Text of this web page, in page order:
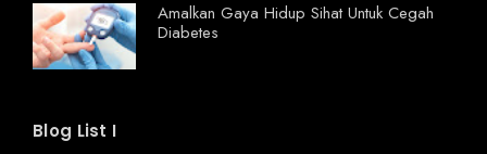
Amalkan Gaya Hidup Sihat Untuk Cegah
Diabetes
Blog List I